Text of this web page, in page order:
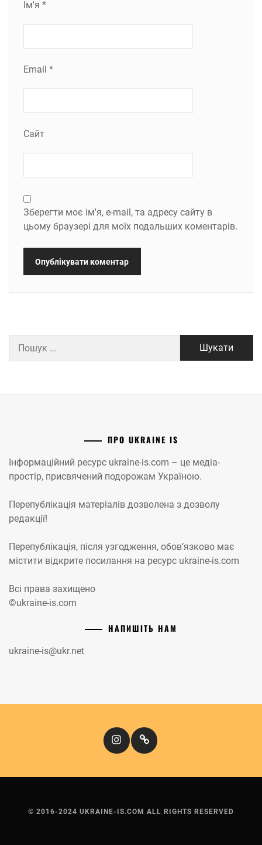
Ім'я *
Email *
Сайт
Зберегти моє ім'я, e-mail, та адресу сайту в
цьому браузері для моїх подальших коментарів.
ПРО UKRAINE IS
Інформаційний ресурс ukraine-is.com – це медіа-
простір, присвячений подорожам Україною.
Перепублікація матеріалів дозволена з дозволу
редакції!
Перепублікація, після узгодження, обов’язково має
містити відкрите посилання на ресурс ukraine-is.com
Всі права захищено
©ukraine-is.com
НАПИШІТЬ НАМ
ukraine-is@ukr.net
InstagramКіномандри
© 2016-2024 UKRAINE-IS.COM ALL RIGHTS RESERVED